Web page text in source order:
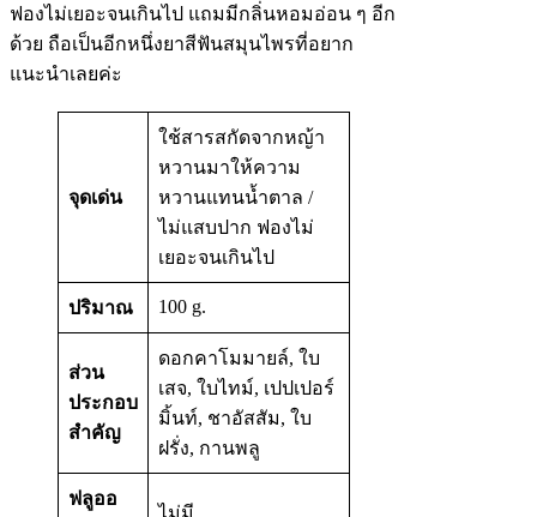
ฟองไม่เยอะจนเกินไป แถมมีกลิ่นหอมอ่อน ๆ อีก
ด้วย ถือเป็นอีกหนึ่งยาสีฟันสมุนไพรที่อยาก
แนะนำเลยค่ะ
จุดเด่น
ใช้สารสกัดจากหญ้า
หวานมาให้ความ
หวานแทนน้ำตาล /
ไม่แสบปาก ฟองไม่
เยอะจนเกินไป
ปริมาณ 100 g.
ส่วน
ประกอบ
สำคัญ
ดอกคาโมมายล์, ใบ
เสจ, ใบไทม์, เปปเปอร์
มิ้นท์, ชาอัสสัม, ใบ
ฝรั่ง, กานพลู
ฟลูออ
ไม่มี